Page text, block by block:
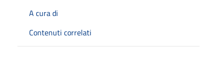
A cura di
Contenuti correlati